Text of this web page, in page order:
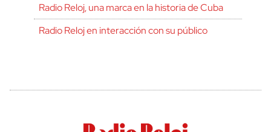
Radio Reloj, una marca en la historia de Cuba
Radio Reloj en interacción con su público